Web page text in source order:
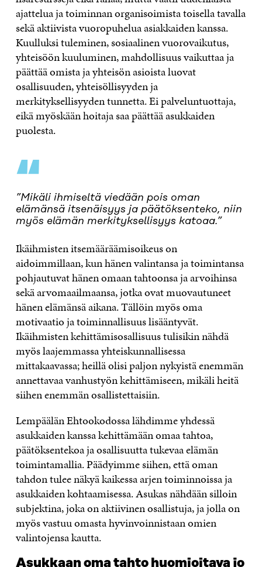
ajattelua ja toiminnan organisoimista toisella tavalla
sekä aktiivista vuoropuhelua asiakkaiden kanssa.
Kuulluksi tuleminen, sosiaalinen vuorovaikutus,
yhteisöön kuuluminen, mahdollisuus vaikuttaa ja
päättää omista ja yhteisön asioista luovat
osallisuuden, yhteisöllisyyden ja
merkityksellisyyden tunnetta. Ei palveluntuottaja,
eikä myöskään hoitaja saa päättää asukkaiden
puolesta.
“
”Mikäli ihmiseltä viedään pois oman
elämänsä itsenäisyys ja päätöksenteko, niin
myös elämän merkityksellisyys katoaa.”
Ikäihmisten itsemääräämisoikeus on
aidoimmillaan, kun hänen valintansa ja toimintansa
pohjautuvat hänen omaan tahtoonsa ja arvoihinsa
sekä arvomaailmaansa, jotka ovat muovautuneet
hänen elämänsä aikana. Tällöin myös oma
motivaatio ja toiminnallisuus lisääntyvät.
Ikäihmisten kehittämisosallisuus tulisikin nähdä
myös laajemmassa yhteiskunnallisessa
mittakaavassa; heillä olisi paljon nykyistä enemmän
annettavaa vanhustyön kehittämiseen, mikäli heitä
siihen enemmän osallistettaisiin.
Lempäälän Ehtookodossa lähdimme yhdessä
asukkaiden kanssa kehittämään omaa tahtoa,
päätöksentekoa ja osallisuutta tukevaa elämän
toimintamallia. Päädyimme siihen, että oman
tahdon tulee näkyä kaikessa arjen toiminnoissa ja
asukkaiden kohtaamisessa. Asukas nähdään silloin
subjektina, joka on aktiivinen osallistuja, ja jolla on
myös vastuu omasta hyvinvoinnistaan omien
valintojensa kautta.
Asukkaan oma tahto huomioitava jo